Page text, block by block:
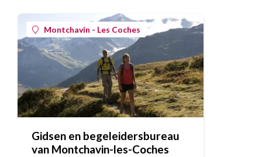
Montchavin - Les Coches
Gidsen en begeleidersbureau
van Montchavin-les-Coches